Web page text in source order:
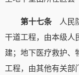
第十七条
人民
干道工程，由本级人
建；地下医疗救护、
工程，由其他有关部